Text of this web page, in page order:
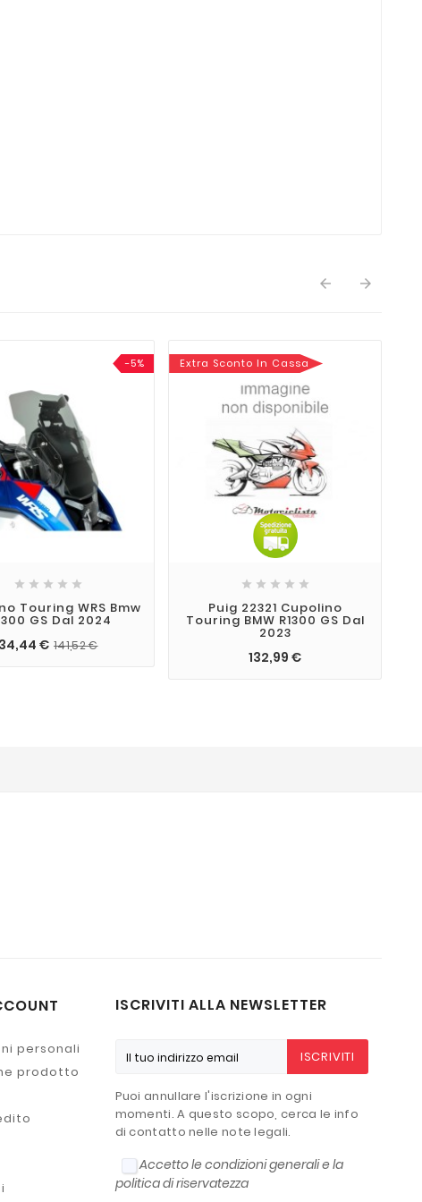
 
-5%
    
Touring WRS Bmw
GS Dal 2024
€ 141,52 €
Extra Sconto In Cassa
    
Puig 22321 Cupolino
Touring BMW R1300 GS Dal
2023
132,99 €
personali
prodotto
ISCRIVITI ALLA NEWSLETTER
ISCRIVITI
Puoi annullare l'iscrizione in ogni
momenti. A questo scopo, cerca le info
di contatto nelle note legali.
Accetto le condizioni generali e la
politica di riservatezza